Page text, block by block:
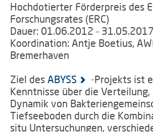
Hochdotierter Förderpreis des
Forschungsrates (ERC)
Dauer: 01.06.2012 – 31.05.2017
Koordination: Antje Boetius,
Bremerhaven
Ziel des ABYSS
-Projekts ist
Kenntnisse über die
Dynamik von
Tiefseeboden durch die
situ Untersuchungen,